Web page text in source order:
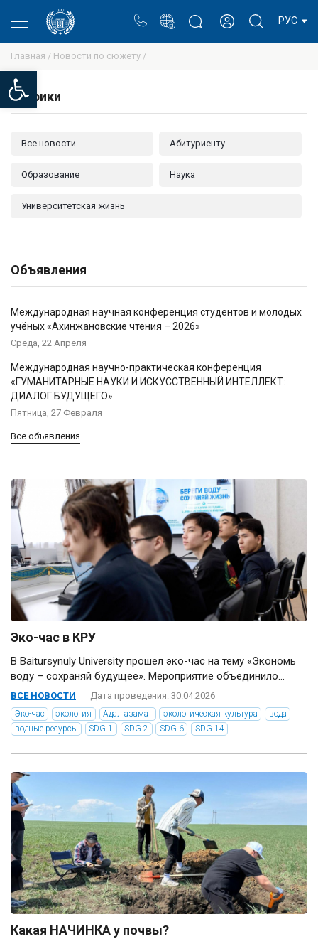
Open toolbar
РУС
Главная / Новости по сюжету /
Эко-час в КРУ
В Baitursynuly University прошел эко-час на тему «Экономь
воду – сохраняй будущее». Мероприятие объединило...
ВСЕ НОВОСТИ Дата проведения: 30.04.2026
Эко-час экология Адал азамат экологическая культура
вода
водные ресурсы
SDG 1 SDG 2 SDG 6 SDG 14
Какая НАЧИНКА у почвы?
Рубрики
Все новости Абитуриенту
Образование Наука
Университетская жизнь
Объявления
Международная научная конференция студентов и молодых
учёных «Ахинжановские чтения – 2026»
Среда, 22 Апреля
Международная научно-практическая конференция
«ГУМАНИТАРНЫЕ НАУКИ И ИСКУССТВЕННЫЙ ИНТЕЛЛЕКТ:
ДИАЛОГ БУДУЩЕГО»
Пятница, 27 Февраля
Все объявления